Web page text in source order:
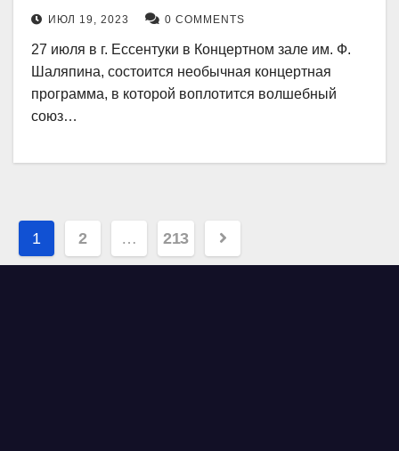
ИЮЛ 19, 2023 0 COMMENTS
27 июля в г. Ессентуки в Концертном зале им. Ф.
Шаляпина, состоится необычная концертная
программа, в которой воплотится волшебный
союз…
Навигация
по
1 2 … 213